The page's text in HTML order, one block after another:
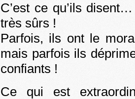
C’est ce qu’ils
très sûrs !
Parfois, ils ont le
mais parfois ils
confiants !
Ce qui est